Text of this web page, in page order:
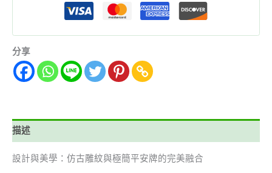
分享
描述
設計與美學：仿古雕紋與極簡平安牌的完美融合